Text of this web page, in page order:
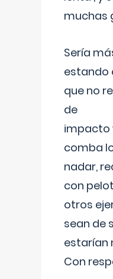
muchas
Sería
estando
que no
de
impacto
comba
nadar,
con
otros
sean de
estarían
Con